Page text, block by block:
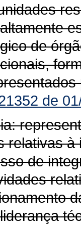
de
de
relativas
de